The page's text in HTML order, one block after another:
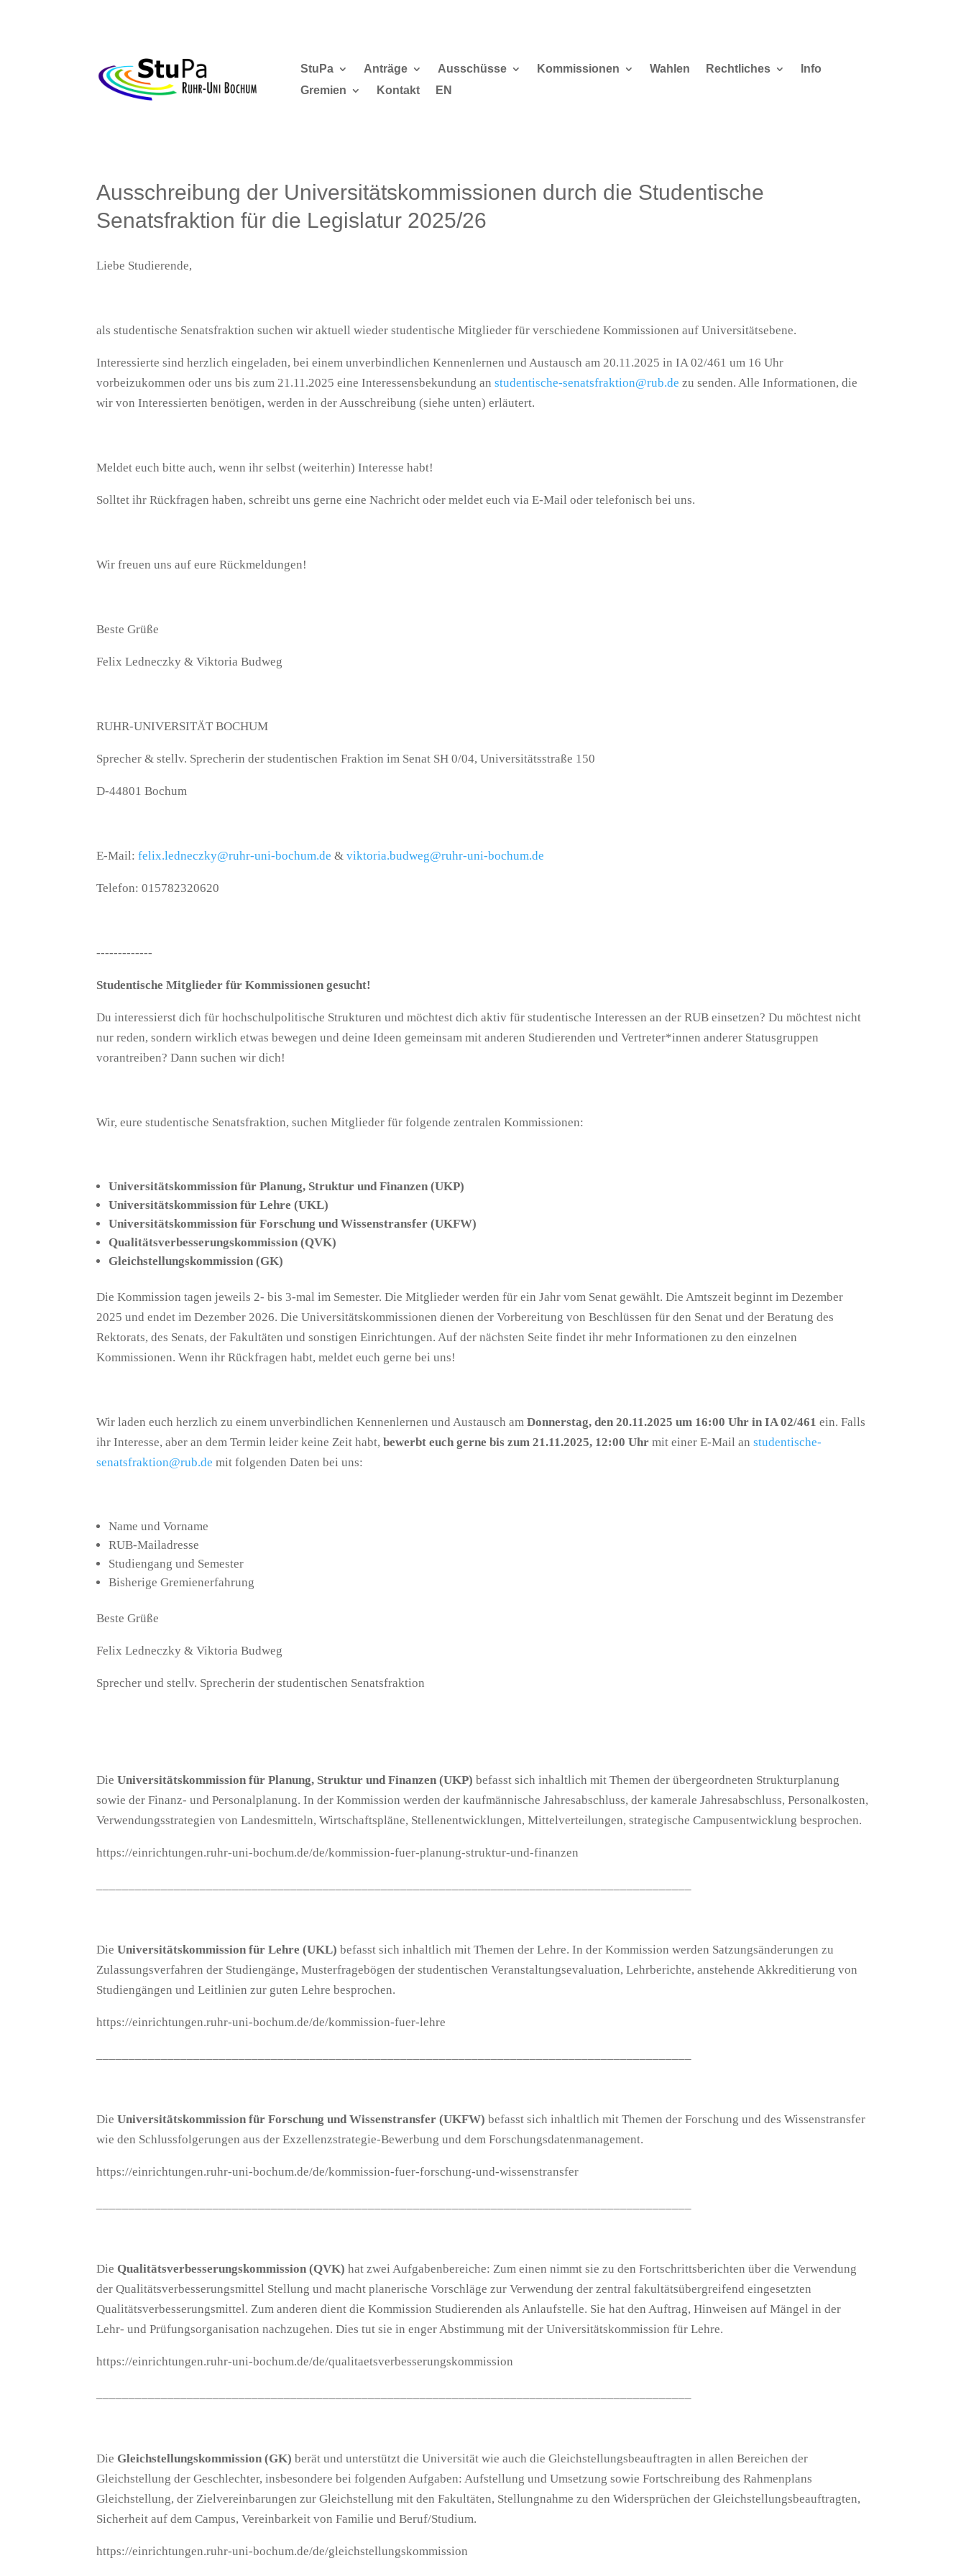
StuPa Anträge Ausschüsse Kommissionen Wahlen Rechtliches
Info
Gremien
Kontakt EN
Ausschreibung der Universitätskommissionen durch die Studentische
Senatsfraktion für die Legislatur 2025/26
Liebe Studierende,
als studentische Senatsfraktion suchen wir aktuell wieder studentische Mitglieder für verschiedene Kommissionen auf Universitätsebene.
Interessierte sind herzlich eingeladen, bei einem unverbindlichen Kennenlernen und Austausch am 20.11.2025 in IA 02/461 um 16 Uhr
vorbeizukommen oder uns bis zum 21.11.2025 eine Interessensbekundung anstudentische-senatsfraktion@rub.de zu senden. Alle Informationen, die
wir von Interessierten benötigen, werden in der Ausschreibung (siehe unten) erläutert.
Meldet euch bitte auch, wenn ihr selbst (weiterhin) Interesse habt!
Solltet ihr Rückfragen haben, schreibt uns gerne eine Nachricht oder meldet euch via E-Mail oder telefonisch bei uns.
Wir freuen uns auf eure Rückmeldungen!
Beste Grüße
Felix Ledneczky & Viktoria Budweg
RUHR-UNIVERSITÄT BOCHUM
Sprecher & stellv. Sprecherin der studentischen Fraktion im Senat SH 0/04, Universitätsstraße 150
D-44801 Bochum
E-Mail:felix.ledneczky@ruhr-uni-bochum.de &viktoria.budweg@ruhr-uni-bochum.de
Telefon: 015782320620
-------------
Studentische Mitglieder für Kommissionen gesucht!
Du interessierst dich für hochschulpolitische Strukturen und möchtest dich aktiv für studentische Interessen an der RUB einsetzen? Du möchtest nicht
nur reden, sondern wirklich etwas bewegen und deine Ideen gemeinsam mit anderen Studierenden und Vertreter*innen anderer Statusgruppen
vorantreiben? Dann suchen wir dich!
Wir, eure studentische Senatsfraktion, suchen Mitglieder für folgende zentralen Kommissionen:
Universitätskommission für Planung, Struktur und Finanzen (UKP)
Universitätskommission für Lehre (UKL)
Universitätskommission für Forschung und Wissenstransfer (UKFW)
Qualitätsverbesserungskommission (QVK)
Gleichstellungskommission (GK)
Die Kommission tagen jeweils 2- bis 3-mal im Semester. Die Mitglieder werden für ein Jahr vom Senat gewählt. Die Amtszeit beginnt im Dezember
2025 und endet im Dezember 2026. Die Universitätskommissionen dienen der Vorbereitung von Beschlüssen für den Senat und der Beratung des
Rektorats, des Senats, der Fakultäten und sonstigen Einrichtungen. Auf der nächsten Seite findet ihr mehr Informationen zu den einzelnen
Kommissionen. Wenn ihr Rückfragen habt, meldet euch gerne bei uns!
Wir laden euch herzlich zu einem unverbindlichen Kennenlernen und Austausch amDonnerstag, den 20.11.2025 um 16:00 Uhr in IA 02/461 ein. Falls
ihr Interesse, aber an dem Termin leider keine Zeit habt,bewerbt euch gerne bis zum 21.11.2025, 12:00 Uhr mit einer E-Mail anstudentische-
senatsfraktion@rub.de mit folgenden Daten bei uns:
Name und Vorname
RUB-Mailadresse
Studiengang und Semester
Bisherige Gremienerfahrung
Beste Grüße
Felix Ledneczky & Viktoria Budweg
Sprecher und stellv. Sprecherin der studentischen Senatsfraktion
DieUniversitätskommission für Planung, Struktur und Finanzen (UKP) befasst sich inhaltlich mit Themen der übergeordneten Strukturplanung
sowie der Finanz- und Personalplanung. In der Kommission werden der kaufmännische Jahresabschluss, der kamerale Jahresabschluss, Personalkosten,
Verwendungsstrategien von Landesmitteln, Wirtschaftspläne, Stellenentwicklungen, Mittelverteilungen, strategische Campusentwicklung besprochen.
https://einrichtungen.ruhr-uni-bochum.de/de/kommission-fuer-planung-struktur-und-finanzen
DieUniversitätskommission für Lehre (UKL) befasst sich inhaltlich mit Themen der Lehre. In der Kommission werden Satzungsänderungen zu
Zulassungsverfahren der Studiengänge, Musterfragebögen der studentischen Veranstaltungsevaluation, Lehrberichte, anstehende Akkreditierung von
Studiengängen und Leitlinien zur guten Lehre besprochen.
https://einrichtungen.ruhr-uni-bochum.de/de/kommission-fuer-lehre
DieUniversitätskommission für Forschung und Wissenstransfer (UKFW) befasst sich inhaltlich mit Themen der Forschung und des Wissenstransfer
wie den Schlussfolgerungen aus der Exzellenzstrategie-Bewerbung und dem Forschungsdatenmanagement.
https://einrichtungen.ruhr-uni-bochum.de/de/kommission-fuer-forschung-und-wissenstransfer
DieQualitätsverbesserungskommission (QVK) hat zwei Aufgabenbereiche: Zum einen nimmt sie zu den Fortschrittsberichten über die Verwendung
der Qualitätsverbesserungsmittel Stellung und macht planerische Vorschläge zur Verwendung der zentral fakultätsübergreifend eingesetzten
Qualitätsverbesserungsmittel. Zum anderen dient die Kommission Studierenden als Anlaufstelle. Sie hat den Auftrag, Hinweisen auf Mängel in der
Lehr- und Prüfungsorganisation nachzugehen. Dies tut sie in enger Abstimmung mit der Universitätskommission für Lehre.
https://einrichtungen.ruhr-uni-bochum.de/de/qualitaetsverbesserungskommission
Die Gleichstellungskommission (GK) berät und unterstützt die Universität wie auch die Gleichstellungsbeauftragten in allen Bereichen der
Gleichstellung der Geschlechter, insbesondere bei folgenden Aufgaben: Aufstellung und Umsetzung sowie Fortschreibung des Rahmenplans
Gleichstellung, der Zielvereinbarungen zur Gleichstellung mit den Fakultäten, Stellungnahme zu den Widersprüchen der Gleichstellungsbeauftragten,
Sicherheit auf dem Campus, Vereinbarkeit von Familie und Beruf/Studium.
https://einrichtungen.ruhr-uni-bochum.de/de/gleichstellungskommission